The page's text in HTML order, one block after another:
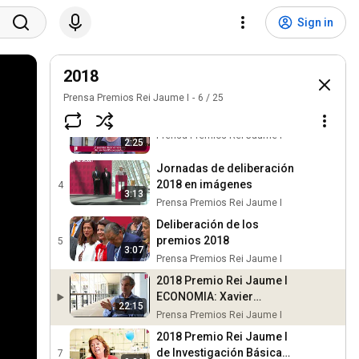
Sign in
2018
Prensa Premios Rei Jaume I 6 / 25
L informatiu Comunitat
Valenciana informa de los
premiados Rei Jaume I
2018
1:35
2:25
Prensa Premios Rei Jaume I
4
3:13
Jornadas de deliberación
2018 en imágenes
Prensa Premios Rei Jaume I
5
3:07
Deliberación de los
premios 2018
Prensa Premios Rei Jaume I
22:15
2018 Premio Rei Jaume I
ECONOMIA: Xavier
FREIXAS
Prensa Premios Rei Jaume I
7
2018 Premio Rei Jaume I
de Investigación Básica